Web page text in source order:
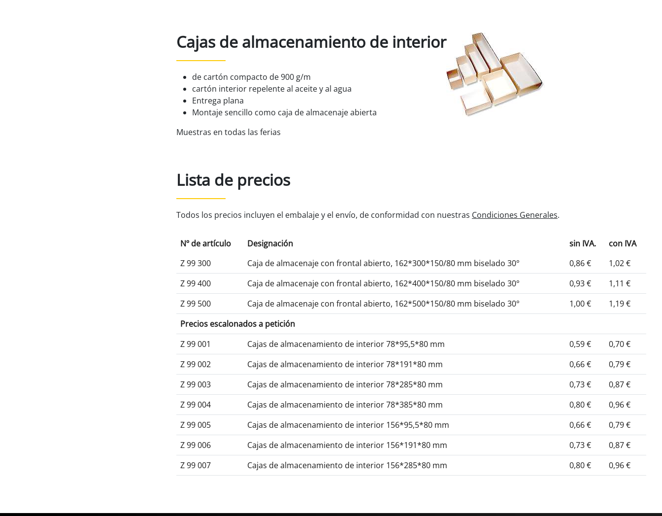
Cajas de almacenamiento de interior
de cartón compacto de 900 g/m
cartón interior repelente al aceite y al agua
Entrega plana
Montaje sencillo como caja de almacenaje abierta
Muestras en todas las ferias
Lista de precios
Todos los precios incluyen el embalaje y el envío, de conformidad con nuestras Condiciones Generales.
Nº de artículo Designación sin IVA.
con IVA
Z 99 300
Caja de almacenaje con frontal abierto, 162*300*150/80 mm biselado 30° 0,86 €
1,02 €
Z 99 400
Caja de almacenaje con frontal abierto, 162*400*150/80 mm biselado 30° 0,93 €
1,11 €
Z 99 500
Caja de almacenaje con frontal abierto, 162*500*150/80 mm biselado 30° 1,00 €
1,19 €
Precios escalonados a petición
Z 99 001
Cajas de almacenamiento de interior 78*95,5*80 mm 0,59 €
0,70 €
Z 99 002
Cajas de almacenamiento de interior 78*191*80 mm 0,66 €
0,79 €
Z 99 003
Cajas de almacenamiento de interior 78*285*80 mm 0,73 €
0,87 €
Z 99 004
Cajas de almacenamiento de interior 78*385*80 mm 0,80 €
0,96 €
Z 99 005
Cajas de almacenamiento de interior 156*95,5*80 mm 0,66 €
0,79 €
Z 99 006
Cajas de almacenamiento de interior 156*191*80 mm 0,73 €
0,87 €
Z 99 007
Cajas de almacenamiento de interior 156*285*80 mm 0,80 € 0,96 €